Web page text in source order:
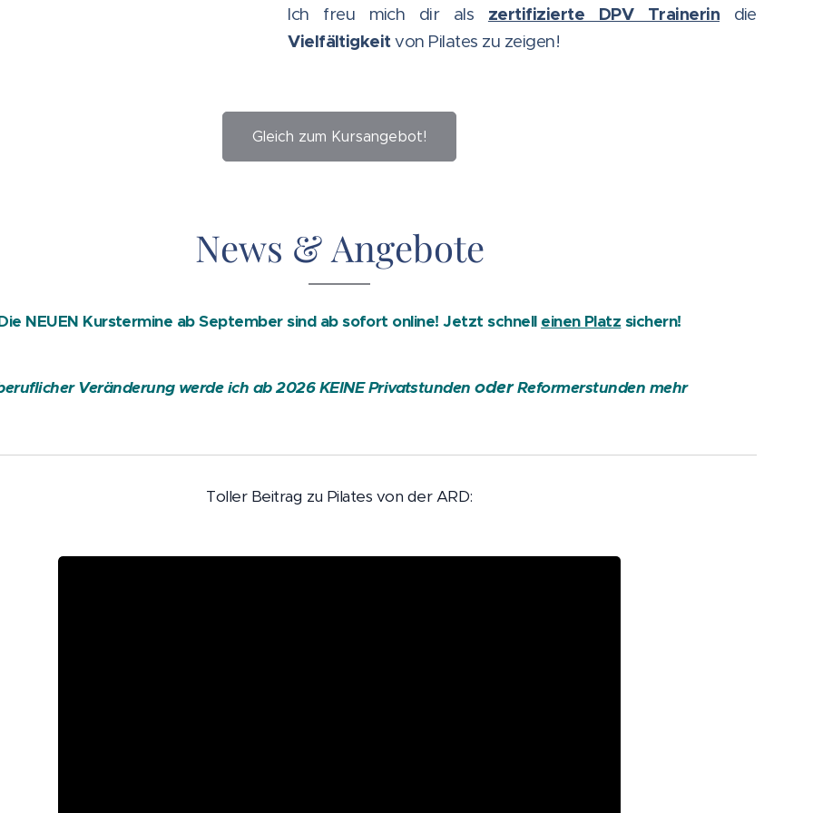
Ich freu mich dir als zertifizierte DPV Trainerin die
Vielfältigkeitvon Pilates zu zeigen!
Gleich zum Kursangebot!
News & Angebote
NEUEN Kurstermine ab September sind ab sofort online! Jetzt schnell einen Platz sichern!
Veränderung werde ich ab 2026 KEINE PrivatstundenoderReformerstunden mehr
Toller Beitrag zu Pilates von der ARD: